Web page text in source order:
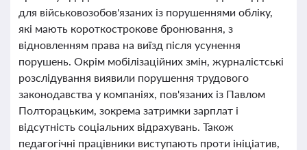
для військовозобов'язаних із порушеннями обліку,
які мають короткострокове бронювання, з
відновленням права на виїзд після усунення
порушень. Окрім мобілізаційних змін, журналістські
розслідування виявили порушення трудового
законодавства у компаніях, пов'язаних із Павлом
Полторацьким, зокрема затримки зарплат і
відсутність соціальних відрахувань. Також
педагогічні працівники виступають проти ініціатив,